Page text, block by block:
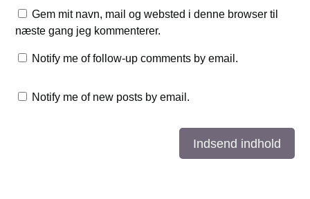
Gem mit navn, mail og websted i denne browser til
næste gang jeg kommenterer.
Notify me of follow-up comments by email.
Notify me of new posts by email.
Indsend indhold